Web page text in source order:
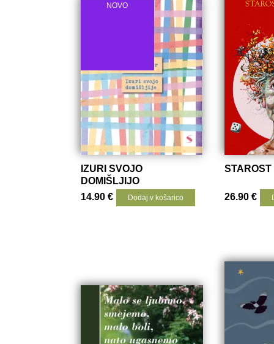
NOVO
IZURI SVOJO
DOMIŠLJIJO
14.90€ Dodaj v košarico 26.90€